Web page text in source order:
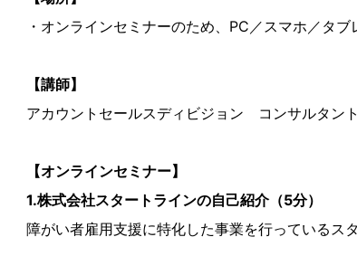
・オンラインセミナーのため、PC／スマホ／タ
【講師】
アカウントセールスディビジョン コンサルタント
【オンラインセミナー】
1.株式会社スタートラインの自己紹介（5分）
障がい者雇用支援に特化した事業を行っているス